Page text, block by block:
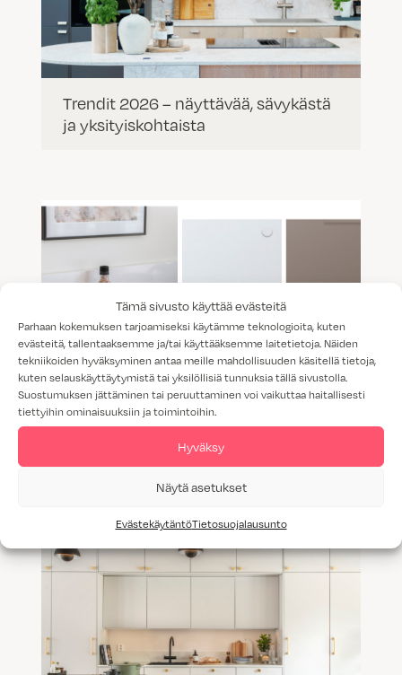
Tämä sivusto käyttää evästeitä
Parhaan kokemuksen tarjoamiseksi käytämme teknologioita, kuten
evästeitä, tallentaaksemme ja/tai käyttääksemme laitetietoja. Näiden
tekniikoiden hyväksyminen antaa meille mahdollisuuden käsitellä tietoja,
kuten selauskäyttäytymistä tai yksilöllisiä tunnuksia tällä sivustolla.
Suostumuksen jättäminen tai peruuttaminen voi vaikuttaa haitallisesti
tiettyihin ominaisuuksiin ja toimintoihin.
Hyväksy
Näytä asetukset
EvästekäytäntöTietosuojalausunto
Trendit 2026 – näyttävää, sävykästä
ja yksityiskohtaista
Keittiön kaapin vetimet – Uudet
ovisävyyn sointuvat vetimet